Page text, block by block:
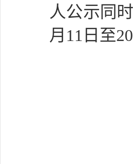
人公示同
月 11 日至